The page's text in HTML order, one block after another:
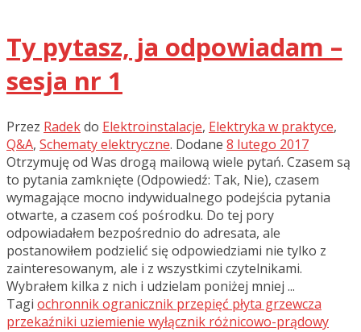
Ty pytasz, ja odpowiadam –
sesja nr 1
Przez Radekdo Elektroinstalacje, Elektryka w praktyce,
Q&A, Schematy elektryczne. Dodane 8 lutego 2017
Otrzymuję od Was drogą mailową wiele pytań. Czasem są
to pytania zamknięte (Odpowiedź: Tak, Nie), czasem
wymagające mocno indywidualnego podejścia pytania
otwarte, a czasem coś pośrodku. Do tej pory
odpowiadałem bezpośrednio do adresata, ale
postanowiłem podzielić się odpowiedziami nie tylko z
zainteresowanym, ale i z wszystkimi czytelnikami.
Wybrałem kilka z nich i udzielam poniżej mniej ...
Tagi ochronnikogranicznik przepięć płyta grzewcza
przekaźniki uziemienie wyłącznik różnicowo-prądowy